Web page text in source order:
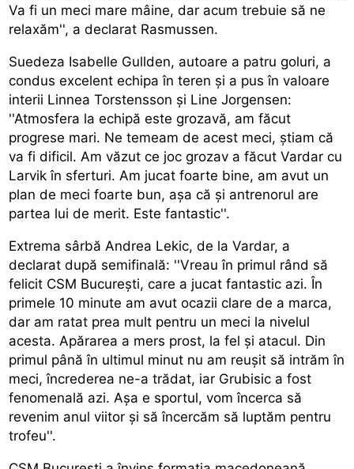
Va fi un meci mare mâine, dar acum trebuie să ne
relaxăm'', a declarat Rasmussen.
Suedeza Isabelle Gullden, autoare a patru goluri, a
condus excelent echipa în teren și a pus în valoare
interii Linnea Torstensson și Line Jorgensen:
''Atmosfera la echipă este grozavă, am făcut
progrese mari. Ne temeam de acest meci, știam că
va fi dificil. Am văzut ce joc grozav a făcut Vardar cu
Larvik în sferturi. Am jucat foarte bine, am avut un
plan de meci foarte bun, așa că și antrenorul are
partea lui de merit. Este fantastic''.
Extrema sârbă Andrea Lekic, de la Vardar, a
declarat după semifinală: ''Vreau în primul rând să
felicit CSM București, care a jucat fantastic azi. În
primele 10 minute am avut ocazii clare de a marca,
dar am ratat prea mult pentru un meci la nivelul
acesta. Apărarea a mers prost, la fel și atacul. Din
primul până în ultimul minut nu am reușit să intrăm în
meci, încrederea ne-a trădat, iar Grubisic a fost
fenomenală azi. Așa e sportul, vom încerca să
revenim anul viitor și să încercăm să luptăm pentru
trofeu''.